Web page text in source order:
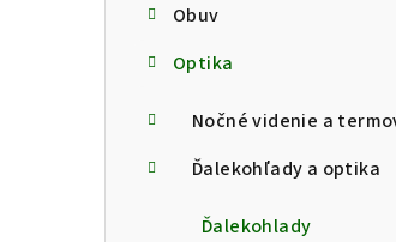
Obuv
Optika
Nočné videnie a
Ďalekohľady a optika
Ďalekohlady